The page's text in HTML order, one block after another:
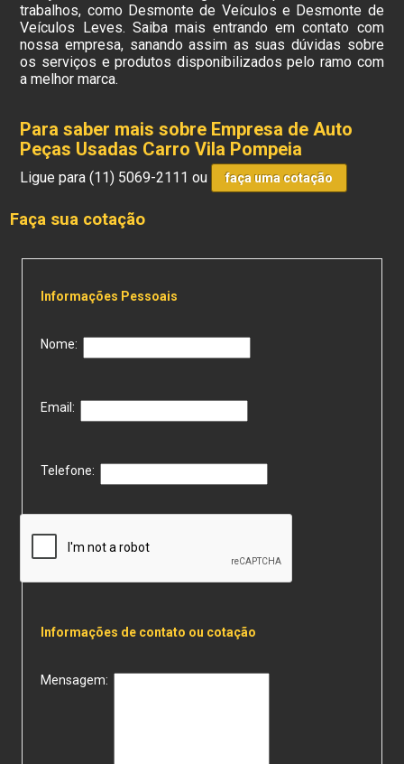
trabalhos, como Desmonte de Veículos e Desmonte de
Veículos Leves. Saiba mais entrando em contato com
nossa empresa, sanando assim as suas dúvidas sobre
os serviços e produtos disponibilizados pelo ramo com
a melhor marca.
Para saber mais sobre Empresa de Auto
Peças Usadas Carro Vila Pompeia
Ligue para(11) 5069-2111 ou faça uma cotação
Faça sua cotação
Informações Pessoais
Nome:
Email:
Telefone:
Informações de contato ou cotação
Mensagem: